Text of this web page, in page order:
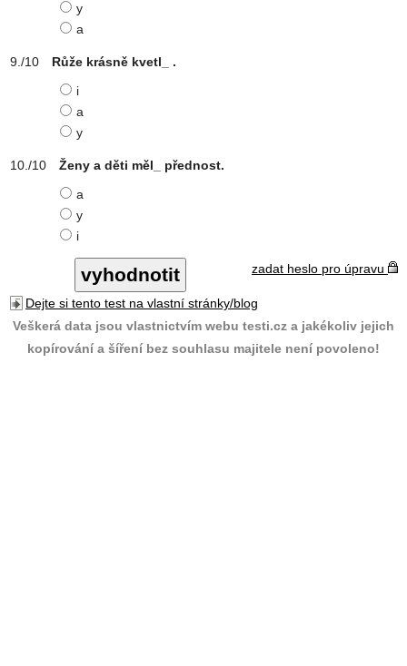
y
a
Růže krásně kvetl_ .
i
a
y
Ženy a děti měl_ přednost.
a
y
i
zadat heslo pro úpravu
Dejte si tento test na vlastní stránky/blog
Veškerá data jsou vlastnictvím webu testi.cz a jakékoliv jejich
kopírování a šíření bez souhlasu majitele není povoleno!